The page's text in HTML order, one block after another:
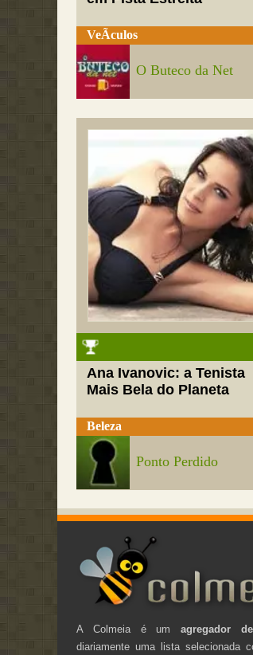
VeÃ­culos
O Buteco da Net
Ana Ivanovic: a Tenista
Mais Bela do Planeta
Beleza
Ponto Perdido
A Colmeia é umagregador
diariamente uma lista selecionada